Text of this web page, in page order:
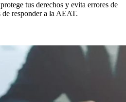
tus derechos y evita errores de
responder a la AEAT.